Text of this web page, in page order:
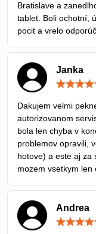
Bratislave a
tablet. Boli ochotní,
pocit a vrelo
Janka
Dakujem velmi
autorizovanom
bola len chyba v
problemov opravili,
hotove) a este aj za
mozem vsetkym len
Andrea